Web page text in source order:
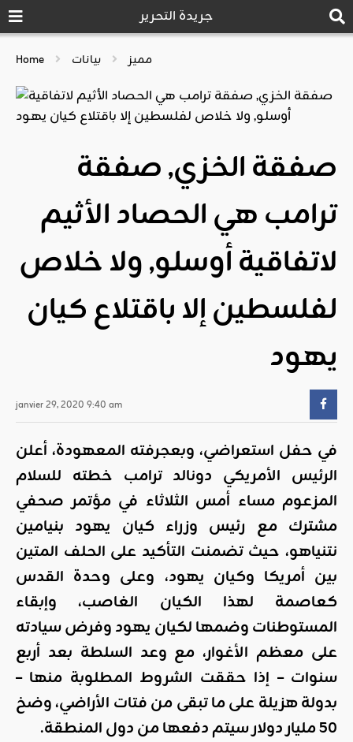
جريدة التحرير
Home مميز بيانات
صفقة الخزي, صفقة
ترامب هي الحصاد الأثيم
لاتفاقية أوسلو, ولا خلاص
لفلسطين إلا باقتلاع كيان
يهود
janvier 29, 2020 9:40 am
في حفل استعراضي، وبعجرفته المعهودة، أعلن
الرئيس الأمريكي دونالد ترامب خطته للسلام
المزعوم مساء أمس الثلاثاء في مؤتمر صحفي
مشترك مع رئيس وزراء كيان يهود بنيامين
نتنياهو، حيث تضمنت التأكيد على الحلف المتين
بين أمريكا وكيان يهود، وعلى وحدة القدس
كعاصمة لهذا الكيان الغاصب، وإبقاء
المستوطنات وضمها لكيان يهود وفرض سيادته
على معظم الأغوار، مع وعد السلطة بعد أربع
سنوات – إذا حققت الشروط المطلوبة منها –
بدولة هزيلة على ما تبقى من فتات الأراضي، وضخ
50 مليار دولار سيتم دفعها من دول المنطقة.